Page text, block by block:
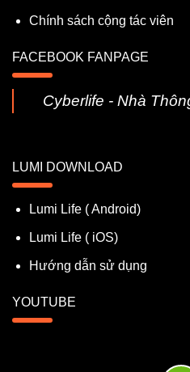
Chính sách cộng tác viên
FACEBOOK FANPAGE
Cyberlife - Nhà
LUMI DOWNLOAD
Lumi Life ( Android)
Lumi Life ( iOS)
Hướng dẫn sử dụng
YOUTUBE